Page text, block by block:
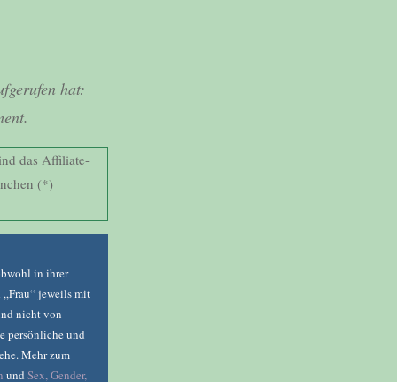
hat:
das Affiliate-
(*)
in ihrer
jeweils mit
nicht von
persönliche und
Mehr zum
und Sex, Gender,